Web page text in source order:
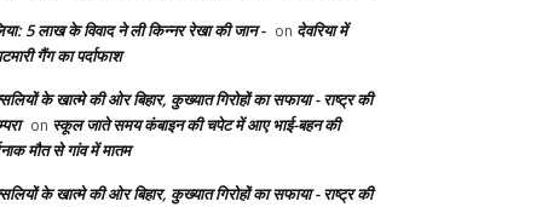
5 लाख के विवाद ने ली किन्नर रेखा की जान - on देवरिया में
गैंग का पर्दाफाश
के खात्मे की ओर बिहार, कुख्यात गिरोहों का सफाया - राष्ट्र की
on स्कूल जाते समय कंबाइन की चपेट में आए भाई-बहन की
मौत से गांव में मातम
के खात्मे की ओर बिहार, कुख्यात गिरोहों का सफाया - राष्ट्र की